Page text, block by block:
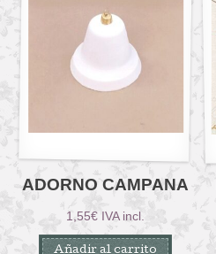
ADORNO CAMPANA
1,55€ IVA incl.
Añadir al carrito